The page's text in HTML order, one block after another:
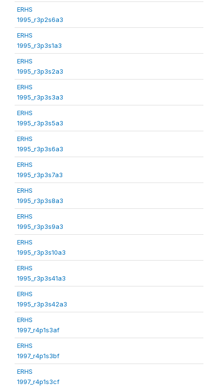
ERHS
1995_r3p2s6a3
ERHS
1995_r3p3s1a3
ERHS
1995_r3p3s2a3
ERHS
1995_r3p3s3a3
ERHS
1995_r3p3s5a3
ERHS
1995_r3p3s6a3
ERHS
1995_r3p3s7a3
ERHS
1995_r3p3s8a3
ERHS
1995_r3p3s9a3
ERHS
1995_r3p3s10a3
ERHS
1995_r3p3s41a3
ERHS
1995_r3p3s42a3
ERHS
1997_r4p1s3af
ERHS
1997_r4p1s3bf
ERHS
1997_r4p1s3cf